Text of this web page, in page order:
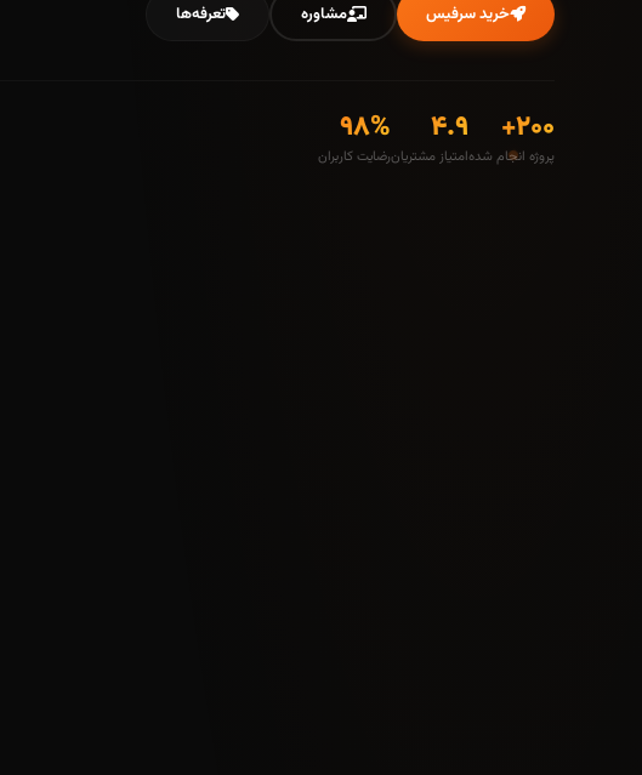
خرید سرفیس مشاوره تعرفه‌ها
۲۰۰+
پروژه انجام شده
۴.۹
امتیاز مشتریان
۹۸%
رضایت کاربران